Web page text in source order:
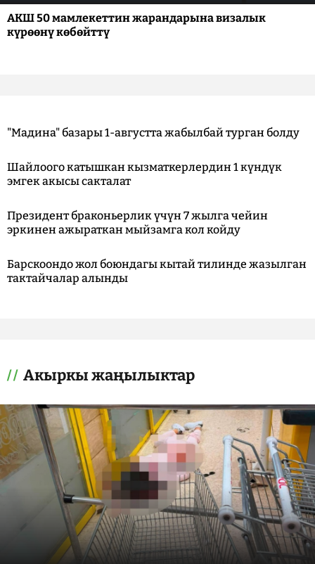
АКШ 50 мамлекеттин жарандарына визалык
күрөөнү көбөйттү
"Мадина" базары 1-августта жабылбай турган болду
Шайлоого катышкан кызматкерлердин 1 күндүк
эмгек акысы сакталат
Президент браконьерлик үчүн 7 жылга чейин
эркинен ажыраткан мыйзамга кол койду
Барскоондо жол боюндагы кытай тилинде жазылган
тактайчалар алынды
Акыркы жаңылыктар